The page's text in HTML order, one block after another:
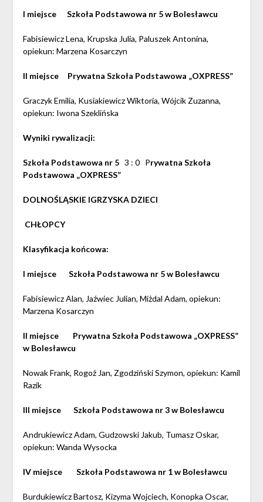
I miejsce Szkoła Podstawowa nr 5 w Bolesławcu
Fabisiewicz Lena, Krupska Julia, Paluszek Antonina,
opiekun: Marzena Kosarczyn
II miejsce Prywatna Szkoła Podstawowa „OXPRESS”
Graczyk Emilia, Kusiakiewicz Wiktoria, Wójcik Zuzanna,
opiekun: Iwona Szeklińska
Wyniki rywalizacji:
Szkoła Podstawowa nr 5 3 : 0 Prywatna Szkoła
Podstawowa „OXPRESS”
DOLNOŚLĄSKIE IGRZYSKA DZIECI
CHŁOPCY
Klasyfikacja końcowa:
I miejsce Szkoła Podstawowa nr 5 w Bolesławcu
Fabisiewicz Alan, Jaźwiec Julian, Miżdal Adam, opiekun:
Marzena Kosarczyn
II miejsce Prywatna Szkoła Podstawowa „OXPRESS”
w Bolesławcu
Nowak Frank, Rogoż Jan, Zgodziński Szymon, opiekun: Kamil
Razik
III miejsce Szkoła Podstawowa nr 3 w Bolesławcu
Andrukiewicz Adam, Gudzowski Jakub, Tumasz Oskar,
opiekun: Wanda Wysocka
IV miejsce Szkoła Podstawowa nr 1 w Bolesławcu
Burdukiewicz Bartosz, Kizyma Wojciech, Konopka Oscar,